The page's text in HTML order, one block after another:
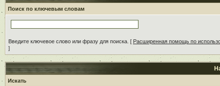
Поиск по ключевым словам
Введите ключевое слово или фразу для поиска. [ Расширенная помощь по
]
Искать